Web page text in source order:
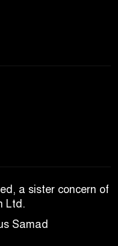
সংবাদমাধ্যমে কথা বলার
ঢাকার ক্ষোভ
পেটালো বিএনপি-
a sister concern of
Ltd.
Samad